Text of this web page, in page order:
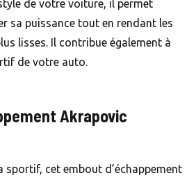
de votre voiture, il permet
sa puissance tout en rendant les
lisses. Il contribue également à
de votre auto.
Akrapovic
sportif, cet embout d’échappement